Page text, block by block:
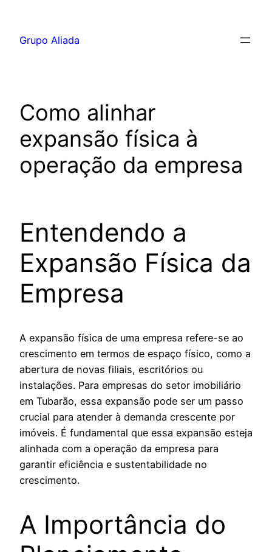
Grupo Aliada
Como alinhar
expansão física à
operação da empresa
Entendendo a
Expansão Física da
Empresa
A expansão física de uma empresa refere-se ao
crescimento em termos de espaço físico, como a
abertura de novas filiais, escritórios ou
instalações. Para empresas do setor imobiliário
em Tubarão, essa expansão pode ser um passo
crucial para atender à demanda crescente por
imóveis. É fundamental que essa expansão esteja
alinhada com a operação da empresa para
garantir eficiência e sustentabilidade no
crescimento.
A Importância do